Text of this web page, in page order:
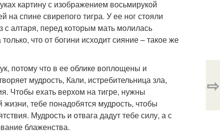
картину с изображением восьмирукой
спине свирепого тигра. У ее ног стояли
алтаря, перед которым мать молилась
что от богини исходит сияние – такое же
потому что в ее облике воплощены и
мудрость, Кали, истребительница зла,
Чтобы ехать верхом на тигре, нужны
тебе понадобятся мудрость, чтобы
Мудрость и отвага дадут тебе силу, а с
блаженства.
⇨